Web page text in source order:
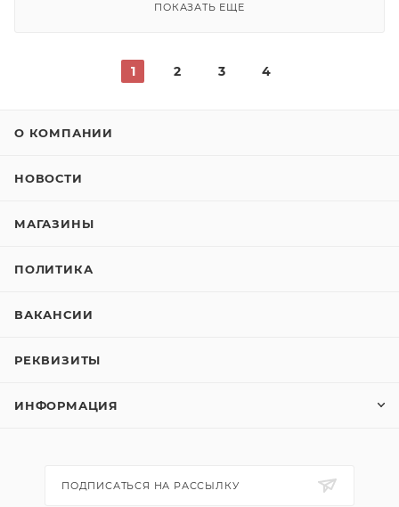
ПОКАЗАТЬ ЕЩЕ
1 2 3 4
О КОМПАНИИ
НОВОСТИ
МАГАЗИНЫ
ПОЛИТИКА
ВАКАНСИИ
РЕКВИЗИТЫ
ИНФОРМАЦИЯ
ПОДПИСАТЬСЯ НА РАССЫЛКУ